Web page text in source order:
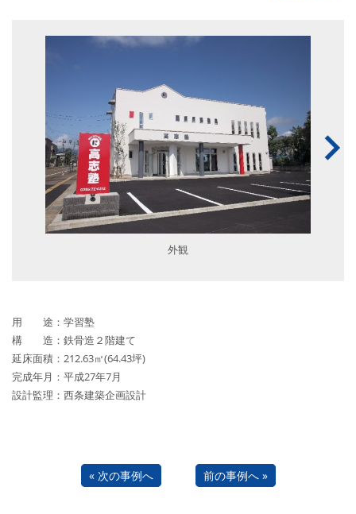
外観
用 途：学習塾
構 造：鉄骨造２階建て
延床面積：212.63㎡(64.43坪)
完成年月：平成27年7月
設計監理：西条建築企画設計
« 次の事例へ 前の事例へ »